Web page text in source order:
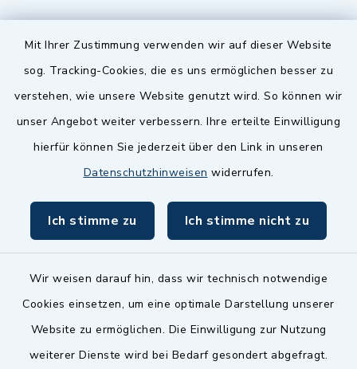
Mit Ihrer Zustimmung verwenden wir auf dieser Website
sog. Tracking-Cookies, die es uns ermöglichen besser zu
verstehen, wie unsere Website genutzt wird. So können wir
unser Angebot weiter verbessern. Ihre erteilte Einwilligung
hierfür können Sie jederzeit über den Link in unseren
Datenschutzhinweisen widerrufen.
Ich stimme zu Ich stimme nicht zu
Wir weisen darauf hin, dass wir technisch notwendige
Cookies einsetzen, um eine optimale Darstellung unserer
Website zu ermöglichen. Die Einwilligung zur Nutzung
weiterer Dienste wird bei Bedarf gesondert abgefragt.
Quicklinks
Zenngrund Allianz
Dillenberggruppe
inixmedia GmbH